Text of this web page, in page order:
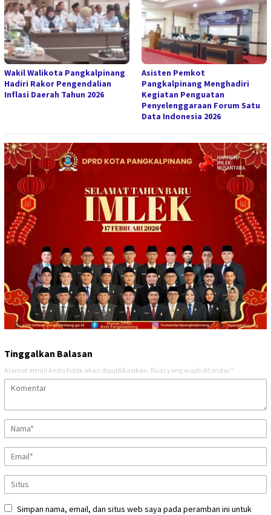
Wakil Walikota Pangkalpinang
Hadiri Rakor Pengendalian
Inflasi Daerah Tahun 2026
Asisten Pemkot
Pangkalpinang Menghadiri
Kegiatan Penguatan
Penyelenggaraan Forum Satu
Data Indonesia 2026
Tinggalkan Balasan
Alamat email Anda tidak akan dipublikasikan. Ruas yang wajib ditandai *
Simpan nama, email, dan situs web saya pada peramban ini untuk